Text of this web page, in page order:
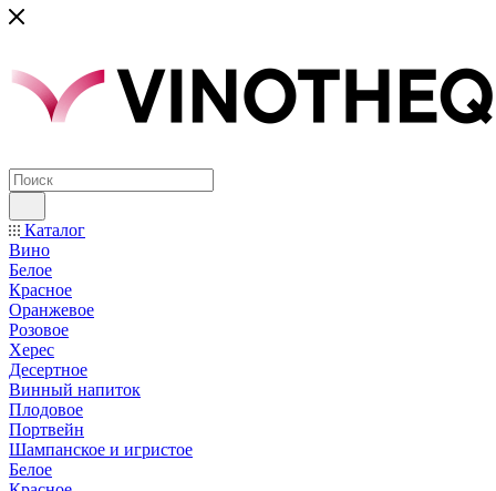
Каталог
Вино
Белое
Красное
Оранжевое
Розовое
Херес
Десертное
Винный напиток
Плодовое
Портвейн
Шампанское и игристое
Белое